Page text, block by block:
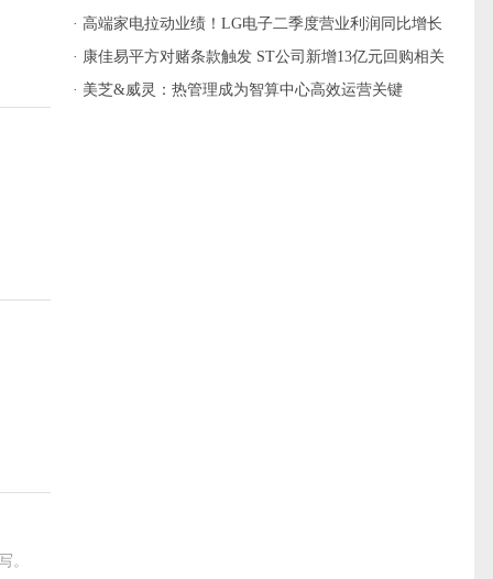
”
。
· 高端家电拉动业绩！LG电子二季度营业利润同比增长
近一倍半
· 康佳易平方对赌条款触发 ST公司新增13亿元回购相关
负债
· 美芝&威灵：热管理成为智算中心高效运营关键